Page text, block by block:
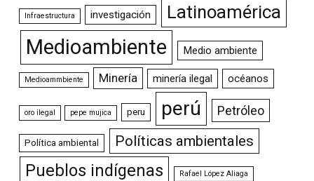
Infraestructura investigación Latinoamérica
Medioambiente Medio ambiente
Medioammbiente Minería minería ilegal océanos
oro ilegal pepe mujica peru perú Petróleo
Política ambiental Políticas ambientales
Pueblos indígenas Rafael López Aliaga